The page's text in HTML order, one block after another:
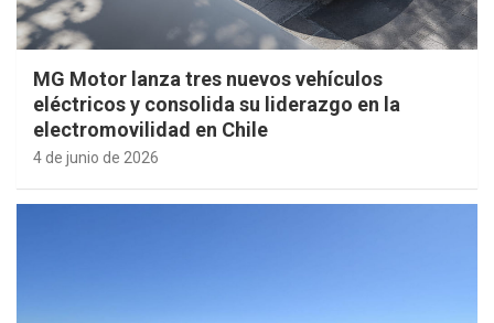
MG Motor lanza tres nuevos vehículos
eléctricos y consolida su liderazgo en la
electromovilidad en Chile
4 de junio de 2026